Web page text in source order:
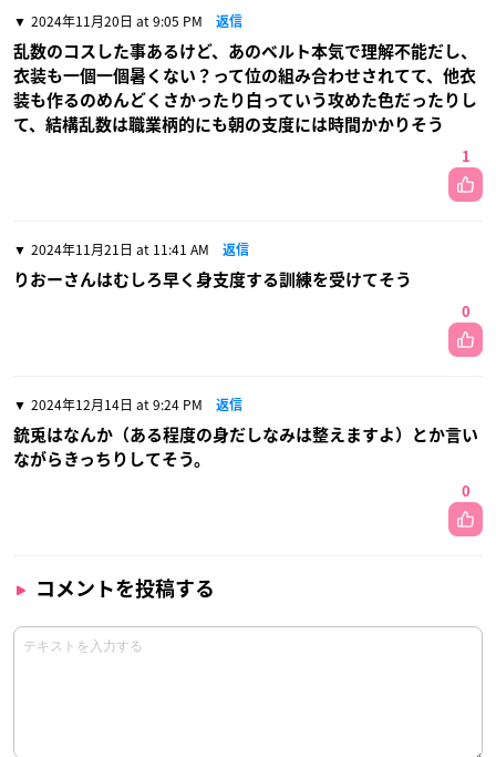
2024年11月20日 at 9:05 PM 返信
乱数のコスした事あるけど、あのベルト本気で理解不能だし、
衣装も一個一個暑くない？って位の組み合わせされてて、他衣
装も作るのめんどくさかったり白っていう攻めた色だったりし
て、結構乱数は職業柄的にも朝の支度には時間かかりそう
1
2024年11月21日 at 11:41 AM 返信
りおーさんはむしろ早く身支度する訓練を受けてそう
0
2024年12月14日 at 9:24 PM 返信
銃兎はなんか（ある程度の身だしなみは整えますよ）とか言い
ながらきっちりしてそう。
0
コメントを投稿する